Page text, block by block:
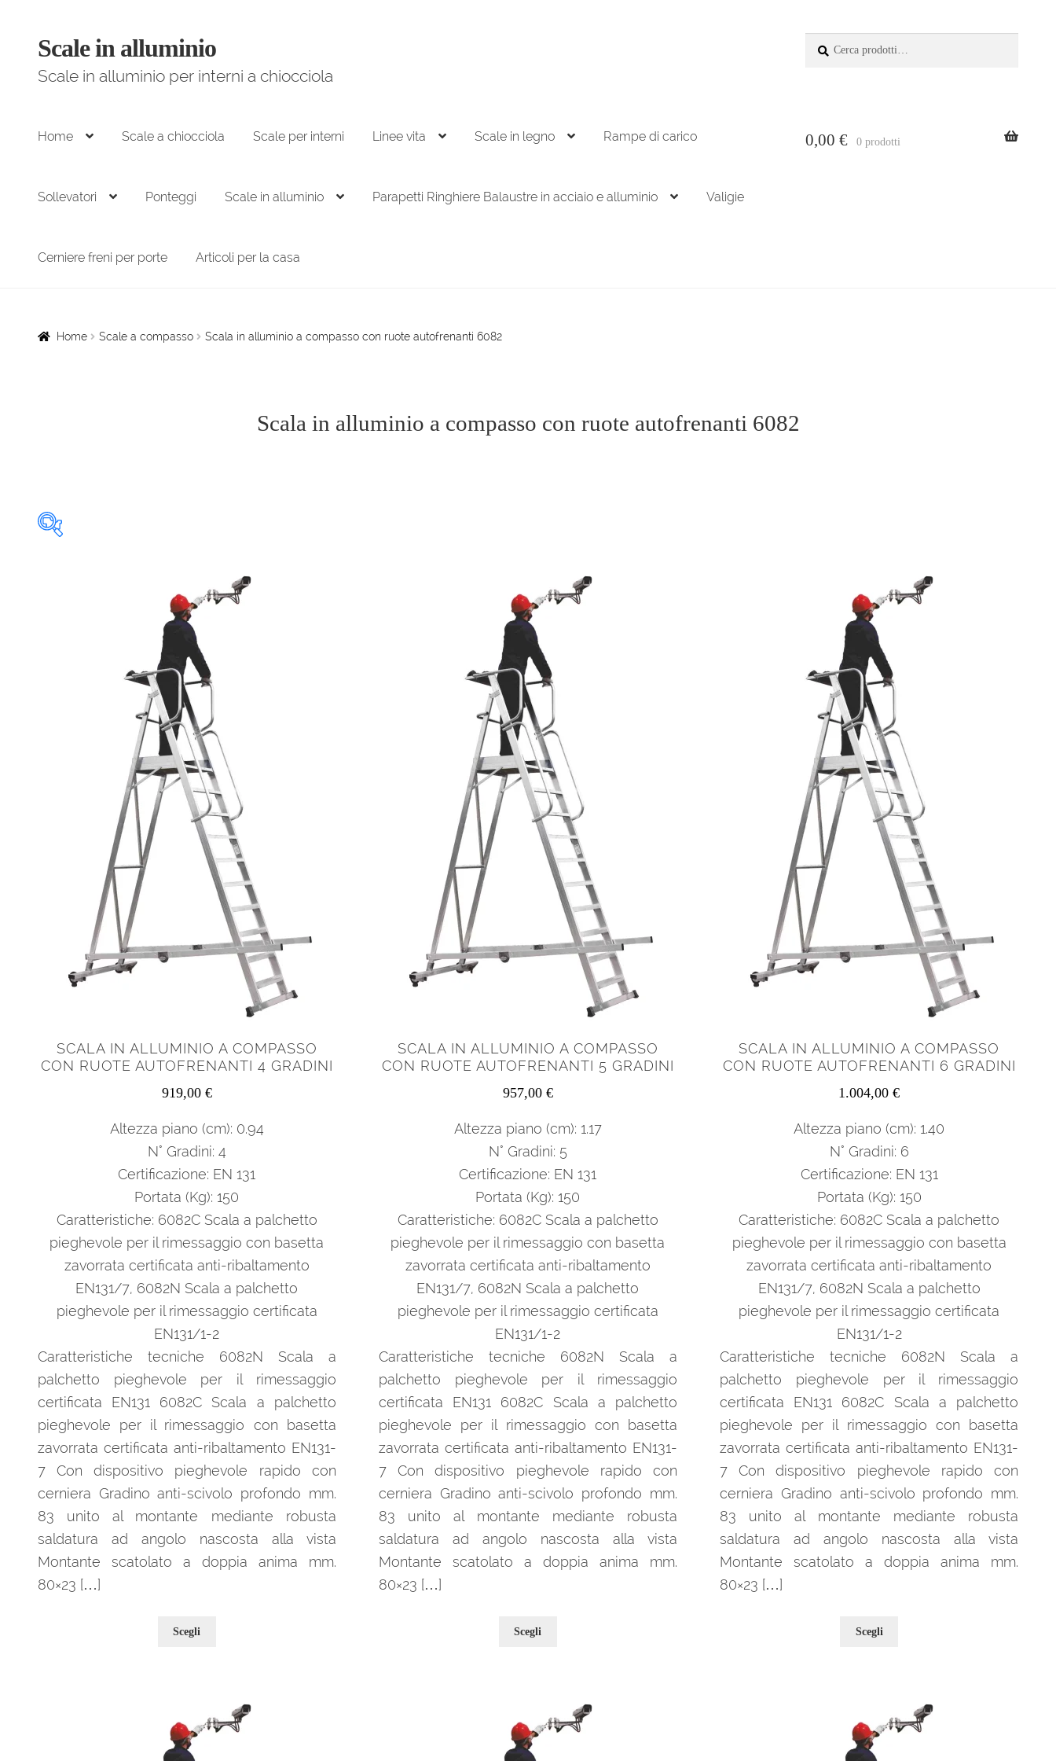
Vai
navigazione
Vai
contenuto
Scale in alluminio
Scale in alluminio per interni a chiocciola
Home Scale a chiocciola Scale per interni Linee vita Scale in legno Rampe di carico
Sollevatori Ponteggi Scale in alluminio Parapetti Ringhiere Balaustre in acciaio e alluminio Valigie
Cerniere freni per porte Articoli per la casa
0,00 € 0 prodotti
Home Scale a compasso Scala in alluminio a compasso con ruote autofrenanti 6082
Scala in alluminio a compasso con ruote autofrenanti 6082
Prodotto Certificazione
SCALA IN ALLUMINIO A COMPASSO
CON RUOTE AUTOFRENANTI 4 GRADINI
919,00 €
Altezza piano (cm): 0.94
N° Gradini: 4
Certificazione: EN 131
Portata (Kg): 150
Caratteristiche: 6082C Scala a palchetto
pieghevole per il rimessaggio con basetta
zavorrata certificata anti-ribaltamento
EN131/7, 6082N Scala a palchetto
pieghevole per il rimessaggio certificata
EN131/1-2
Caratteristiche tecniche 6082N Scala a
palchetto pieghevole per il rimessaggio
certificata EN131 6082C Scala a palchetto
pieghevole per il rimessaggio con basetta
zavorrata certificata anti-ribaltamento EN131-
7 Con dispositivo pieghevole rapido con
cerniera Gradino anti-scivolo profondo mm.
83 unito al montante mediante robusta
saldatura ad angolo nascosta alla vista
Montante scatolato a doppia anima mm.
80×23 […]
Scegli
opzioni
SCALA IN ALLUMINIO A COMPASSO
CON RUOTE AUTOFRENANTI 5 GRADINI
957,00 €
Altezza piano (cm): 1.17
N° Gradini: 5
Certificazione: EN 131
Portata (Kg): 150
Caratteristiche: 6082C Scala a palchetto
pieghevole per il rimessaggio con basetta
zavorrata certificata anti-ribaltamento
EN131/7, 6082N Scala a palchetto
pieghevole per il rimessaggio certificata
EN131/1-2
Caratteristiche tecniche 6082N Scala a
palchetto pieghevole per il rimessaggio
certificata EN131 6082C Scala a palchetto
pieghevole per il rimessaggio con basetta
zavorrata certificata anti-ribaltamento EN131-
7 Con dispositivo pieghevole rapido con
cerniera Gradino anti-scivolo profondo mm.
83 unito al montante mediante robusta
saldatura ad angolo nascosta alla vista
Montante scatolato a doppia anima mm.
80×23 […]
Scegli
opzioni
SCALA IN ALLUMINIO A COMPASSO
CON RUOTE AUTOFRENANTI 6 GRADINI
1.004,00€
Altezza piano (cm): 1.40
N° Gradini: 6
Certificazione: EN 131
Portata (Kg): 150
Caratteristiche: 6082C Scala a palchetto
pieghevole per il rimessaggio con basetta
zavorrata certificata anti-ribaltamento
EN131/7, 6082N Scala a palchetto
pieghevole per il rimessaggio certificata
EN131/1-2
Caratteristiche tecniche 6082N Scala a
palchetto pieghevole per il rimessaggio
certificata EN131 6082C Scala a palchetto
pieghevole per il rimessaggio con basetta
zavorrata certificata anti-ribaltamento EN131-
7 Con dispositivo pieghevole rapido con
cerniera Gradino anti-scivolo profondo mm.
83 unito al montante mediante robusta
saldatura ad angolo nascosta alla vista
Montante scatolato a doppia anima mm.
80×23 […]
Scegli
opzioni